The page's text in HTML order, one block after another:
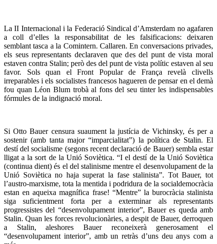
La II Internacional i la Federació Sindical d’Amsterdam no agafaren
a coll d’elles la responsabilitat de les falsificacions: deixaren
semblant tasca a la Comintern. Callaren. En conversacions privades,
els seus representants declaraven que des del punt de vista moral
estaven contra Stalin; però des del punt de vista polític estaven al seu
favor. Sols quan el Front Popular de França revelà clivells
irreparables i els socialistes francesos hagueren de pensar en el demà
fou quan Léon Blum trobà al fons del seu tinter les indispensables
fórmules de la indignació moral.
Si Otto Bauer censura suaument la justícia de Vichinsky, és per a
sostenir (amb tanta major “imparcialitat”) la política de Stalin. El
destí del socialisme (segons recent declaració de Bauer) sembla estar
lligat a la sort de la Unió Soviètica. “I el destí de la Unió Soviètica
(continua dient) és el del stalinisme mentre el desenvolupament de la
Unió Soviètica no haja superat la fase stalinista”. Tot Bauer, tot
l’austro-marxisme, tota la mentida i podridura de la socialdemocràcia
estan en aqueixa magnífica frase! “Mentre” la burocràcia stalinista
siga suficientment forta per a exterminar als representants
progressistes del “desenvolupament interior”, Bauer es queda amb
Stalin. Quan les forces revolucionàries, a despit de Bauer, derroquen
a Stalin, aleshores Bauer reconeixerà generosament el
“desenvolupament interior”, amb un retràs d’uns deu anys com a